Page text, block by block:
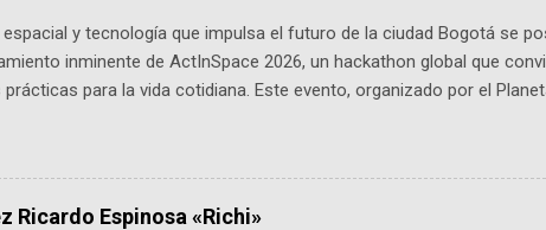
y tecnología que impulsa el futuro de la ciudad Bogotá se
inminente de ActInSpace 2026, un hackathon global que
para la vida cotidiana. Este evento, organizado por el
tienen 24 horas para idear startups basadas en
con un evento gratuito el 30 de enero a las 10:00 a. m. en el
Ricardo Espinosa «Richi»